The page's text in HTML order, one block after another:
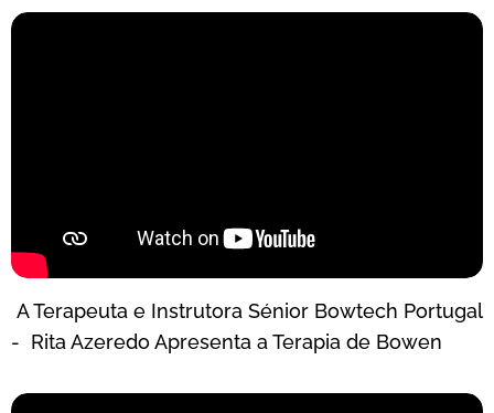
A Terapeuta e Instrutora Sénior Bowtech Portugal
- Rita Azeredo Apresenta a Terapia de Bowen